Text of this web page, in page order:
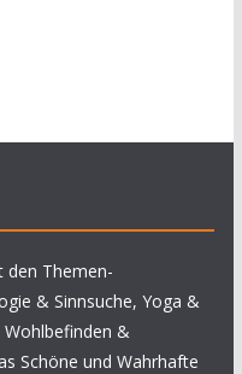
den Themen-
& Sinnsuche, Yoga &
&
Schöne und Wahrhafte